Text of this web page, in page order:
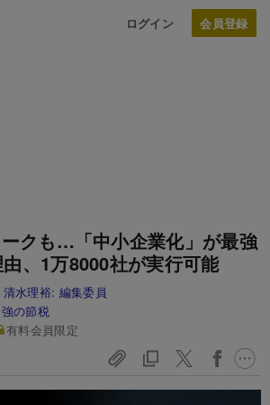
ログイン
クも…「中小企業化」が最強
、1万8000社が実行可能
清水理裕: 編集委員
の節税
有料会員限定